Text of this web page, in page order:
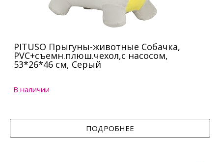
PITUSO Прыгуны-животные Собачка,
PVC+съемн.плюш.чехол,с насосом,
53*26*46 см, Серый
В наличии
ПОДРОБНЕЕ